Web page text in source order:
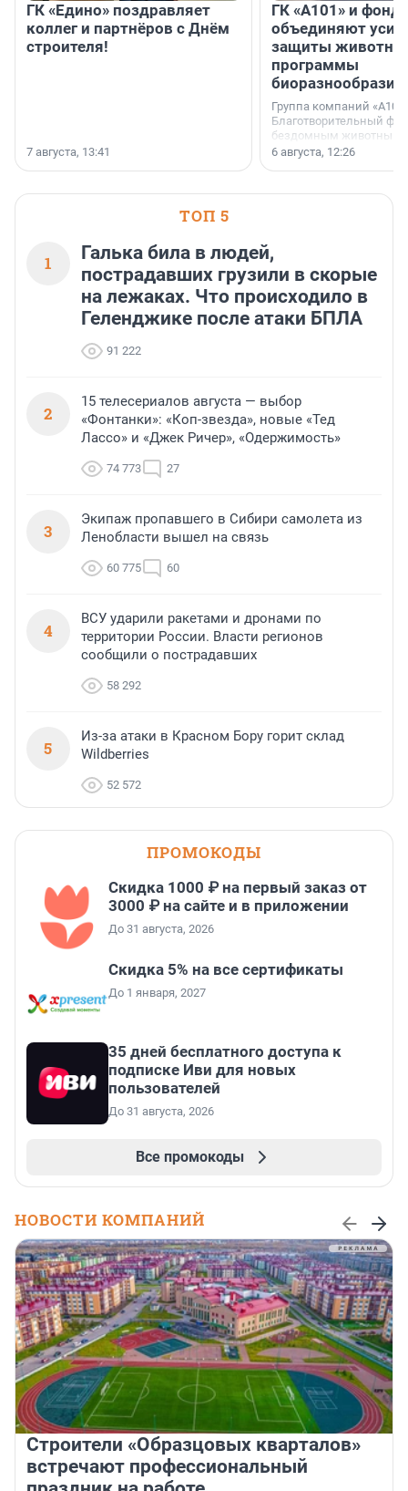
ГК «Едино» поздравляет
коллег и партнёров с Днём
строителя!
7 августа, 13:41
ГК «А101» и фонд
объединяют
защиты
программы
биоразнообразия
Группа компаний
Благотворительный
бездомным животным
заключили соглашение
6 августа, 12:26
ТОП 5
1
Галька била в людей,
пострадавших грузили в скорые
на лежаках. Что происходило в
Геленджике после атаки БПЛА
91 222
2
15 телесериалов августа — выбор
«Фонтанки»: «Коп-звезда», новые «Тед
Лассо» и «Джек Ричер», «Одержимость»
74 773 27
3
Экипаж пропавшего в Сибири самолета из
Ленобласти вышел на связь
60 775 60
4
ВСУ ударили ракетами и дронами по
территории России. Власти регионов
сообщили о пострадавших
58 292
5
Из-за атаки в Красном Бору горит склад
Wildberries
52 572
ПРОМОКОДЫ
Скидка 1000 ₽ на первый заказ от
3000 ₽ на сайте и в приложении
До 31 августа, 2026
Скидка 5% на все сертификаты
До 1 января, 2027
35 дней бесплатного доступа к
подписке Иви для новых
пользователей
До 31 августа, 2026
Все промокоды
НОВОСТИ КОМПАНИЙ
Строители «Образцовых кварталов»
встречают профессиональный